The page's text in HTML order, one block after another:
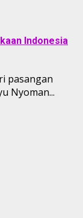
Indonesia
pasangan
Nyoman...